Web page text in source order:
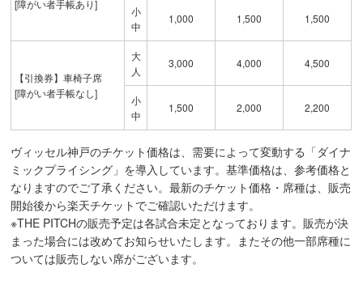
[障がい者手帳あり]
小
中
1,000 1,500 1,500
【引換券】車椅子席
[障がい者手帳なし]
大
人
3,000 4,000 4,500
小
中
1,500 2,000 2,200
ヴィッセル神戸のチケット価格は、需要によって変動する「ダイナ
ミックプライシング」を導入しています。基準価格は、参考価格と
なりますのでご了承ください。最新のチケット価格・席種は、販売
開始後から楽天チケットでご確認いただけます。
※THE PITCHの販売予定は各試合未定となっております。販売が決
まった場合には改めてお知らせいたします。またその他一部席種に
ついては販売しない席がございます。